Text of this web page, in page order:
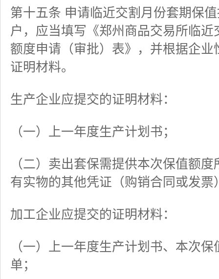
第十五条 申请临近交割月份套期保
户，应当填写《郑州商品交易所临
额度申请（审批）表》，并根据企
证明材料。
生产企业应提交的证明材料：
（一）上一年度生产计划书；
（二）卖出套保需提供本次保值额
有实物的其他凭证（购销合同或发票
加工企业应提交的证明材料：
（一）上一年度生产计划书、本次
单；